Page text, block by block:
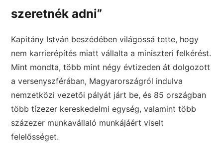
szeretnék adni”
Kapitány István beszédében világossá tette, hogy
nem karrierépítés miatt vállalta a miniszteri felkérést.
Mint mondta, több mint négy évtizeden át dolgozott
a versenyszférában, Magyarországról indulva
nemzetközi vezetői pályát járt be, és 85 országban
több tízezer kereskedelmi egység, valamint több
százezer munkavállaló munkájáért viselt
felelősséget.